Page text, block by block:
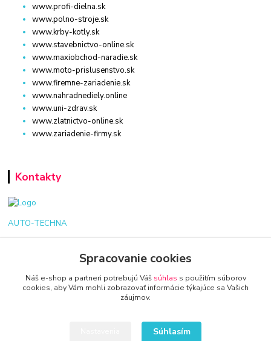
www.profi-dielna.sk
www.polno-stroje.sk
www.krby-kotly.sk
www.stavebnictvo-online.sk
www.maxiobchod-naradie.sk
www.moto-prislusenstvo.sk
www.firemne-zariadenie.sk
www.nahradnediely.online
www.uni-zdrav.sk
www.zlatnictvo-online.sk
www.zariadenie-firmy.sk
Kontakty
AUTO-TECHNA
+421 940 949 000
info@kamenik.sk
Spracovanie cookies
Náš e-shop a partneri potrebujú Váš súhlas s použitím súborov
cookies, aby Vám mohli zobrazovať informácie týkajúce sa Vašich
záujmov.
Súhlasím